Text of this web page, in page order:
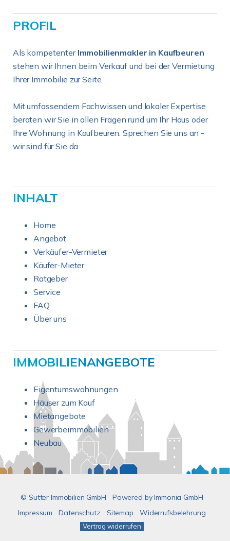
PROFIL
Als kompetenter Immobilienmakler in Kaufbeuren
stehen wir Ihnen beim Verkauf und bei der Vermietung
Ihrer Immobilie zur Seite.
Mit umfassendem Fachwissen und lokaler Expertise
beraten wir Sie in allen Fragen rund um Ihr Haus oder
Ihre Wohnung in Kaufbeuren. Sprechen Sie uns an -
wir sind für Sie da
INHALT
Home
Angebot
Verkäufer-Vermieter
Käufer-Mieter
Ratgeber
Service
FAQ
Über uns
IMMOBILIENANGEBOTE
Eigentumswohnungen
Häuser zum Kauf
Mietangebote
Gewerbeimmobilien
Neubau
© Sutter Immobilien GmbH Powered byImmonia GmbH
Impressum
Datenschutz Sitemap Widerrufsbelehrung
Vertrag widerrufen